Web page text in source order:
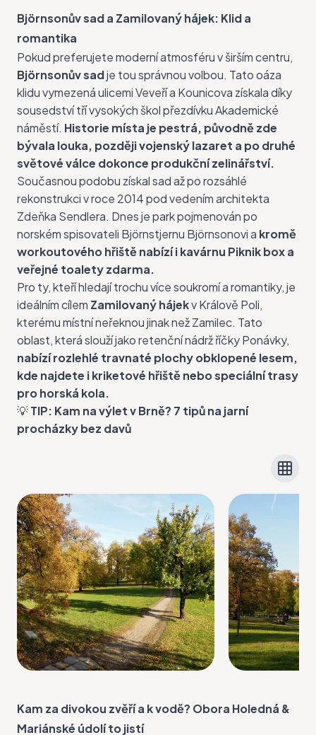
Björnsonův sad a Zamilovaný hájek: Klid a
romantika
Pokud preferujete moderní atmosféru v širším centru,
Björnsonův sadje tou správnou volbou. Tato oáza
klidu vymezená ulicemi Veveří a Kounicova získala díky
sousedství tří vysokých škol přezdívku Akademické
náměstí. Historie místa je pestrá, původně zde
bývala louka, později vojenský lazaret a po druhé
světové válce dokonce produkční zelinářství.
Současnou podobu získal sad až po rozsáhlé
rekonstrukci v roce 2014 pod vedením architekta
Zdeňka Sendlera. Dnes je park pojmenován po
norském spisovateli Björnstjernu Björnsonovi a kromě
workoutového hřiště nabízí i kavárnu Piknik box a
veřejné toalety zdarma.
Pro ty, kteří hledají trochu více soukromí a romantiky, je
ideálním cílem Zamilovaný hájekv Králově Poli,
kterému místní neřeknou jinak než Zamilec. Tato
oblast, která slouží jako retenční nádrž říčky Ponávky,
nabízí rozlehlé travnaté plochy obklopené lesem,
kde najdete i kriketové hřiště nebo speciální trasy
pro horská kola.
💡TIP: Kam na výlet v Brně? 7 tipů na jarní
procházky bez davů
Kam za divokou zvěří a k vodě? Obora Holedná &
Mariánské údolí to jistí